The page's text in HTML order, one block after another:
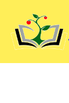
contenido